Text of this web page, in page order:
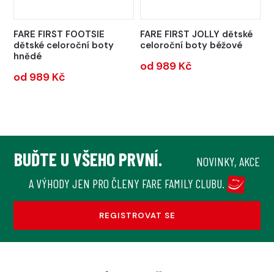
FARE FIRST FOOTSIE
dětské celoroční boty
hnědé
od 989 Kč
FARE FIRST JOLLY dětské
celoroční boty béžové
od 989 Kč
BUĎTE U VŠEHO PRVNÍ.
NOVINKY, AKCE
A VÝHODY JEN PRO ČLENY FARE FAMILY CLUBU.
REGISTROVAT SE